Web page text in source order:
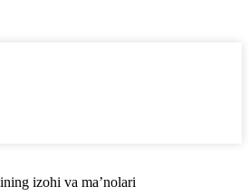
izohi va ma’nolari